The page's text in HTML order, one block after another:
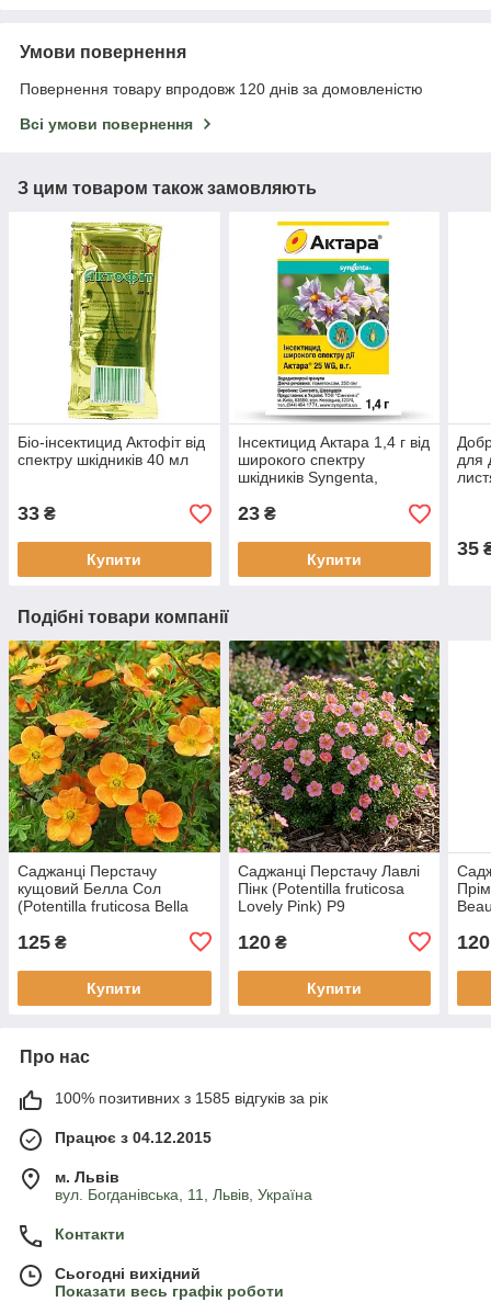
Умови повернення
Повернення товару впродовж 120 днів за домовленістю
Всі умови повернення
З цим товаром також замовляють
Біо-інсектицид Актофіт від
спектру шкідників 40 мл
33 ₴
Купити
Інсектицид Актара 1,4 г від
широкого спектру
шкідників Syngenta,
23₴
Купити
для
35
Подібні товари компанії
Саджанці Перстачу
кущовий Белла Сол
(Potentilla fruticosa Bella
125 ₴
Купити
Саджанці Перстачу Лавлі
Пінк (Potentilla fruticosa
Lovely Pink) Р9
120₴
Купити
120
Про нас
100% позитивних з 1585 відгуків за рік
Працює з 04.12.2015
м. Львів
вул. Богданівська, 11, Львів, Україна
Контакти
Сьогодні вихідний
Показати весь графік роботи